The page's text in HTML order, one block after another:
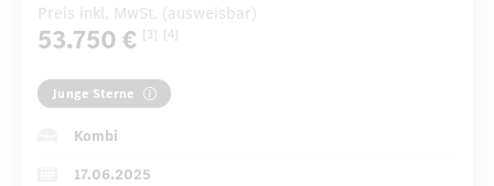
Preis inkl. MwSt. (ausweisbar)
53.750 € [3] [4]
Junge Sterne
Kombi
17.06.2025